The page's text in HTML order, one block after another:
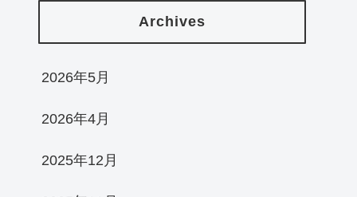
Archives
2026年5月
2026年4月
2025年12月